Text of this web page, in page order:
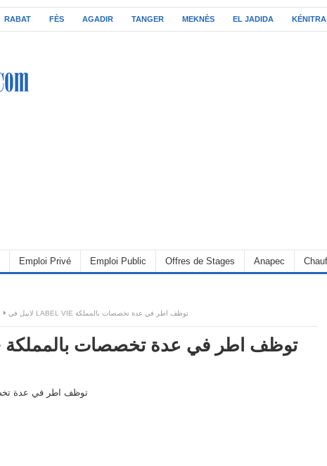
RABAT FÈS AGADIR TANGER MEKNÈS EL JADIDA KÉNITRA
Emploi Privé Emploi Public Offres de Stages Anapec
لابيل في LABEL VIE توظف اطر في عدة تخصصات بالمملكة
لابيل في Label Vie توظف اطر في عدة تخصصات بالمملكة